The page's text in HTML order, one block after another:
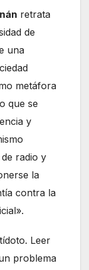
retrata
de
una
metáfora
que se
y
radio y
la
contra la
Leer
problema